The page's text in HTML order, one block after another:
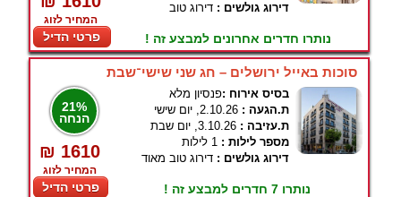
המחיר לזוג
פרטי הדיל
דירוג גולשים : דירוג טוב
נותרו חדרים אחרונים למבצע זה !
סוכות באייל ירושלים – חג שני שישי־שבת
21%
הנחה
₪ 1610
המחיר לזוג
פרטי הדיל
בסיס אירוח :פנסיון מלא
ת.הגעה : 2.10.26, יום שישי
ת.עזיבה : 3.10.26, יום שבת
מספר לילות : 1 לילות
דירוג גולשים : דירוג טוב מאוד
נותרו 7 חדרים למבצע זה !